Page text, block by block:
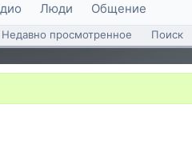
Люди Общение
Недавно просмотренное Поиск